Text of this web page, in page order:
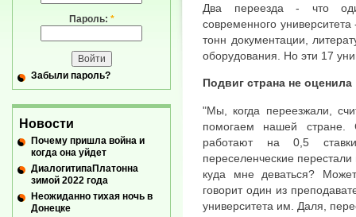
Два переезда - что
современного
тонн документации,
оборудования. Но эти 17
Подвиг страна не оценила
"Мы, когда переезжали,
помогаем нашей стране.
работают на 0,5
переселенческие
куда мне деваться?
говорит один из
университета им. Даля,
Пароль: *
Забыли пароль?
Новости
Почему пришла война и
когда она уйдет
ДиалогитипаПлатонна
зимой 2022 года
Неожиданно тихая ночь в
Донецке